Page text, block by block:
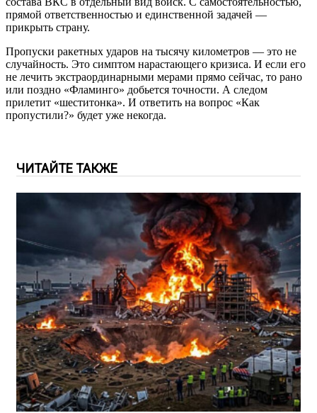
прямой ответственностью и единственной задачей —
прикрыть страну.
Пропуски ракетных ударов на тысячу километров — это не
случайность. Это симптом нарастающего кризиса. И если его
не лечить экстраординарными мерами прямо сейчас, то рано
или поздно «Фламинго» добьется точности. А следом
прилетит «шеститонка». И ответить на вопрос «Как
пропустили?» будет уже некогда.
ЧИТАЙТЕ ТАКЖЕ